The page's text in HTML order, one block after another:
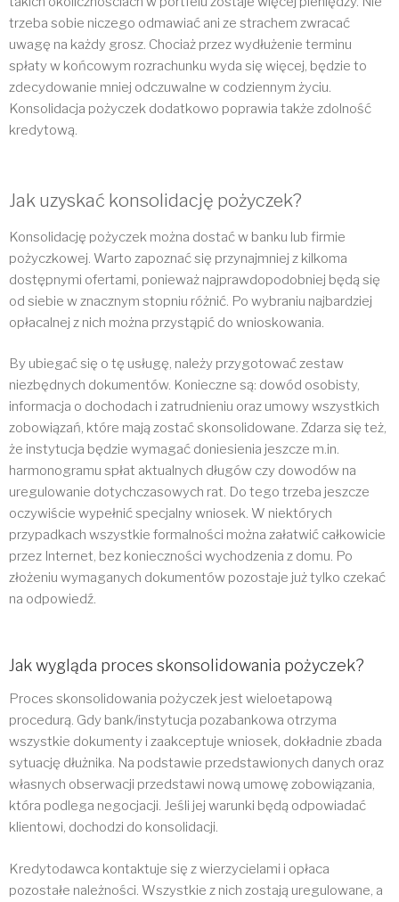
trzeba sobie niczego odmawiać ani ze strachem zwracać
uwagę na każdy grosz. Chociaż przez wydłużenie terminu
spłaty w końcowym rozrachunku wyda się więcej, będzie to
zdecydowanie mniej odczuwalne w codziennym życiu.
Konsolidacja pożyczek dodatkowo poprawia także zdolność
kredytową.
Jak uzyskać konsolidację pożyczek?
Konsolidację pożyczek można dostać w banku lub firmie
pożyczkowej. Warto zapoznać się przynajmniej z kilkoma
dostępnymi ofertami, ponieważ najprawdopodobniej będą się
od siebie w znacznym stopniu różnić. Po wybraniu najbardziej
opłacalnej z nich można przystąpić do wnioskowania.
By ubiegać się o tę usługę, należy przygotować zestaw
niezbędnych dokumentów. Konieczne są: dowód osobisty,
informacja o dochodach i zatrudnieniu oraz umowy wszystkich
zobowiązań, które mają zostać skonsolidowane. Zdarza się też,
że instytucja będzie wymagać doniesienia jeszcze m.in.
harmonogramu spłat aktualnych długów czy dowodów na
uregulowanie dotychczasowych rat. Do tego trzeba jeszcze
oczywiście wypełnić specjalny wniosek. W niektórych
przypadkach wszystkie formalności można załatwić całkowicie
przez Internet, bez konieczności wychodzenia z domu. Po
złożeniu wymaganych dokumentów pozostaje już tylko czekać
na odpowiedź.
Jak wygląda proces skonsolidowania pożyczek?
Proces skonsolidowania pożyczek jest wieloetapową
procedurą. Gdy bank/instytucja pozabankowa otrzyma
wszystkie dokumenty i zaakceptuje wniosek, dokładnie zbada
sytuację dłużnika. Na podstawie przedstawionych danych oraz
własnych obserwacji przedstawi nową umowę zobowiązania,
która podlega negocjacji. Jeśli jej warunki będą odpowiadać
klientowi, dochodzi do konsolidacji.
Kredytodawca kontaktuje się z wierzycielami i opłaca
pozostałe należności. Wszystkie z nich zostają uregulowane, a